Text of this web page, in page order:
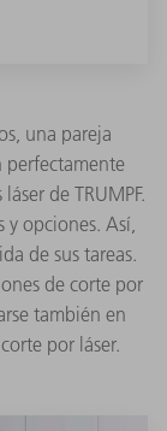
una pareja
perfectamente
de TRUMPF.
opciones. Así,
de sus tareas.
de corte por
también en
por láser.